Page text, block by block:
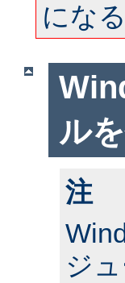
にな
ル
注
ジ